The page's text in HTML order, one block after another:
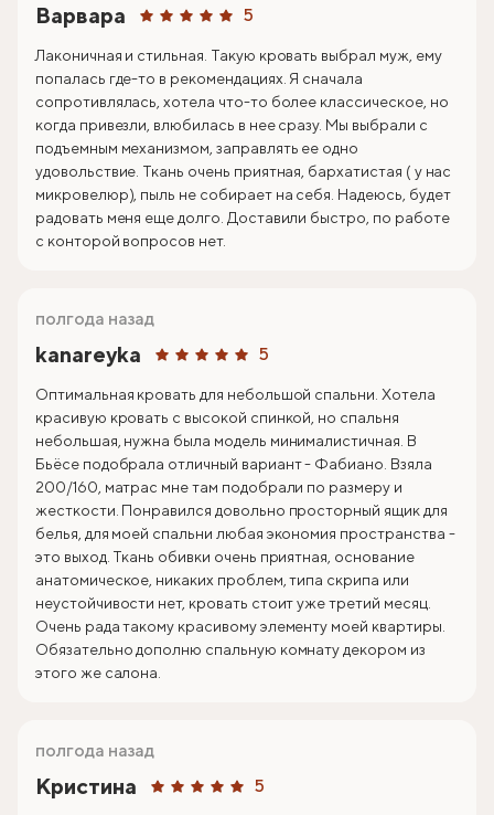
Варвара 5
Лаконичная и стильная. Такую кровать выбрал муж, ему
попалась где-то в рекомендациях. Я сначала
сопротивлялась, хотела что-то более классическое, но
когда привезли, влюбилась в нее сразу. Мы выбрали с
подъемным механизмом, заправлять ее одно
удовольствие. Ткань очень приятная, бархатистая ( у нас
микровелюр), пыль не собирает на себя. Надеюсь, будет
радовать меня еще долго. Доставили быстро, по работе
с конторой вопросов нет.
kanareyka 5
полгода назад
Оптимальная кровать для небольшой спальни. Хотела
красивую кровать с высокой спинкой, но спальня
небольшая, нужна была модель минималистичная. В
Бьёсе подобрала отличный вариант - Фабиано. Взяла
200/160, матрас мне там подобрали по размеру и
жесткости. Понравился довольно просторный ящик для
белья, для моей спальни любая экономия пространства -
это выход. Ткань обивки очень приятная, основание
анатомическое, никаких проблем, типа скрипа или
неустойчивости нет, кровать стоит уже третий месяц.
Очень рада такому красивому элементу моей квартиры.
Обязательно дополню спальную комнату декором из
этого же салона.
Кристина 5
полгода назад